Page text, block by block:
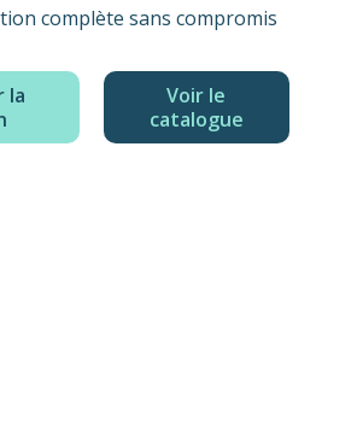
complète sans compromis
la
Voir le
catalogue